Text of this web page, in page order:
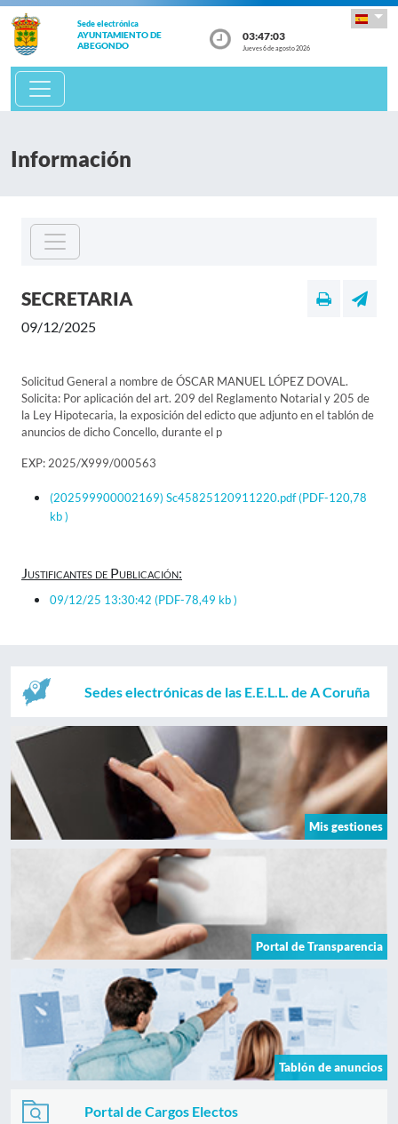
Sede electrónica
AYUNTAMIENTO DE
ABEGONDO
03:47:03
Jueves 6 de agosto 2026
Información
SECRETARIA
09/12/2025
Solicitud General a nombre de ÓSCAR MANUEL LÓPEZ DOVAL.
Solicita: Por aplicación del art. 209 del Reglamento Notarial y 205 de
la Ley Hipotecaria, la exposición del edicto que adjunto en el tablón de
anuncios de dicho Concello, durante el p
EXP: 2025/X999/000563
(202599900002169) Sc45825120911220.pdf(PDF-120,78
kb )
Justificantes de Publicación:
09/12/25 13:30:42 (PDF-78,49 kb )
Sedes electrónicas de las E.E.L.L. de A Coruña
Mis gestiones
Portal de Transparencia
Tablón de anuncios
Portal de Cargos Electos